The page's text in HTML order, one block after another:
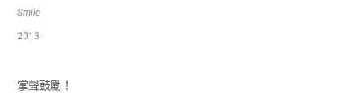
Smile
2013
掌聲鼓勵！